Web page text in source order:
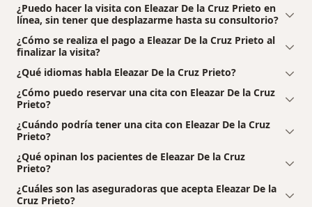
¿Puedo hacer la visita con Eleazar De la Cruz Prieto en
línea, sin tener que desplazarme hasta su consultorio?
¿Cómo se realiza el pago a Eleazar De la Cruz Prieto al
finalizar la visita?
¿Qué idiomas habla Eleazar De la Cruz Prieto?
¿Cómo puedo reservar una cita con Eleazar De la Cruz
Prieto?
¿Cuándo podría tener una cita con Eleazar De la Cruz
Prieto?
¿Qué opinan los pacientes de Eleazar De la Cruz
Prieto?
¿Cuáles son las aseguradoras que acepta Eleazar De la
Cruz Prieto?